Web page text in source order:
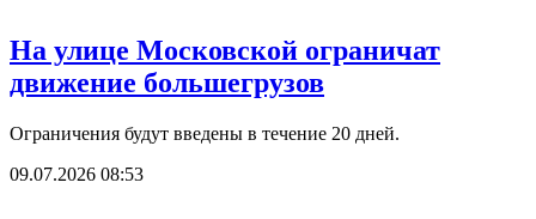
На улице Московской ограничат
движение большегрузов
Ограничения будут введены в течение 20 дней.
09.07.2026 08:53